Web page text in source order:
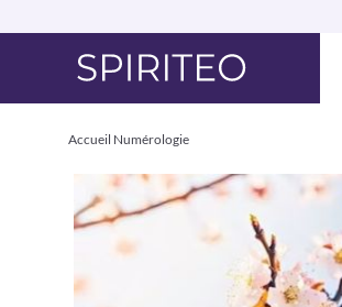
Accueil Numérologie